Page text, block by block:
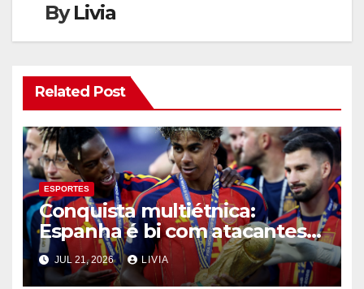
ByLivia
Related Post
ESPORTES
Conquista multiétnica:
Espanha é bi com atacantes
filhos de imigrantes
JUL 21, 2026 LIVIA